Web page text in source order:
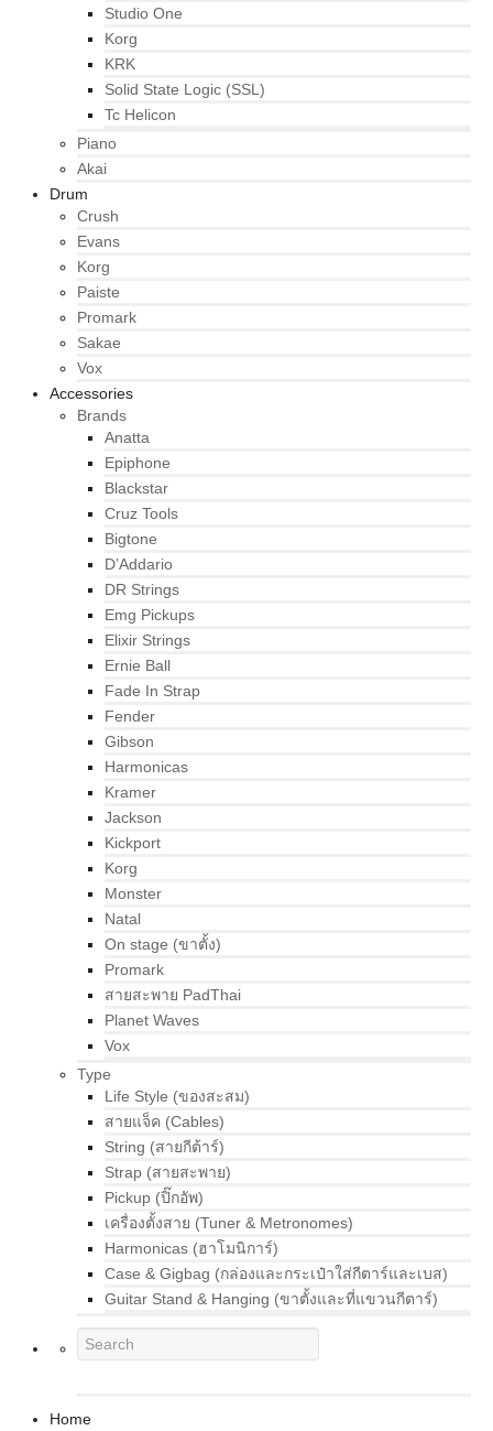
Studio One
Korg
KRK
Solid State Logic (SSL)
Tc Helicon
Piano
Akai
Drum
Crush
Evans
Korg
Paiste
Promark
Sakae
Vox
Accessories
Brands
Anatta
Epiphone
Blackstar
Cruz Tools
Bigtone
D’Addario
DR Strings
Emg Pickups
Elixir Strings
Ernie Ball
Fade In Strap
Fender
Gibson
Harmonicas
Kramer
Jackson
Kickport
Korg
Monster
Natal
On stage (ขาตั้ง)
Promark
สายสะพาย PadThai
Planet Waves
Vox
Type
Life Style (ของสะสม)
สายแจ็ค (Cables)
String (สายกีต้าร์)
Strap (สายสะพาย)
Pickup (ปิ๊กอัพ)
เครื่องตั้งสาย (Tuner & Metronomes)
Harmonicas (ฮาโมนิการ์)
Case & Gigbag (กล่องและกระเป๋าใส่กีตาร์และเบส)
Guitar Stand & Hanging (ขาตั้งและที่แขวนกีตาร์)
Home